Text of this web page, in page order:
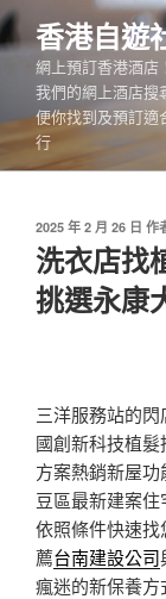
跳
至
內
香港自遊
網上預訂香港酒店
我們的網上酒店搜
便你找到及預訂適
行
發
佈
於
2025 年 2 月 26 日 作
洗衣店找
挑選永康
三洋服務站的
國創新科技植髮
方案熱銷新屋
豆區最新建案
依照條件快速
薦台南建設公司
瘋迷的新保養方